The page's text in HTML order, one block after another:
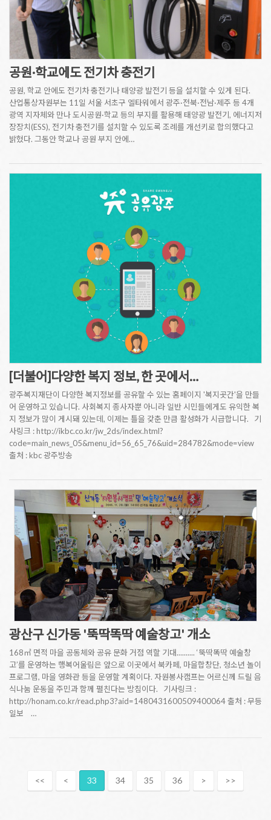
공원·학교에도 전기차 충전기
공원, 학교 안에도 전기차 충전기나 태양광 발전기 등을 설치할 수 있게 된다.
산업통상자원부는 11일 서울 서초구 엘타워에서 광주·전북·전남·제주 등 4개
광역 지자체와 만나 도시공원·학교 등의 부지를 활용해 태양광 발전기, 에너지저
장장치(ESS), 전기차 충전기를 설치할 수 있도록 조례를 개선키로 합의했다고
밝혔다. 그동안 학교나 공원 부지 안에…
[더불어]다양한 복지 정보, 한 곳에서…
광주복지재단이 다양한 복지정보를 공유할 수 있는 홈페이지 '복지곳간'을 만들
어 운영하고 있습니다. 사회복지 종사자뿐 아니라 일반 시민들에게도 유익한 복
지 정보가 많이 게시돼 있는데, 이제는 틀을 갖춘 만큼 활성화가 시급합니다. 기
사링크 : http://ikbc.co.kr/jw_2ds/index.html?
code=main_news_05&menu_id=56_65_76&uid=284782&mode=view
출처 : kbc 광주방송
광산구 신가동 '뚝딱똑딱 예술창고' 개소
168㎡ 면적 마을 공동체와 공유 문화 거점 역할 기대.......... ‘뚝딱똑딱 예술창
고’를 운영하는 행복어울림은 앞으로 이곳에서 북카페, 마을합창단, 청소년 놀이
프로그램, 마을 영화관 등을 운영할 계획이다. 자원봉사캠프는 어르신께 드릴 음
식나눔 운동을 주민과 함께 펼친다는 방침이다. 기사링크 :
http://honam.co.kr/read.php3?aid=1480431600509400064 출처 : 무등
일보 …
<< < 33 34 35 36 > >>